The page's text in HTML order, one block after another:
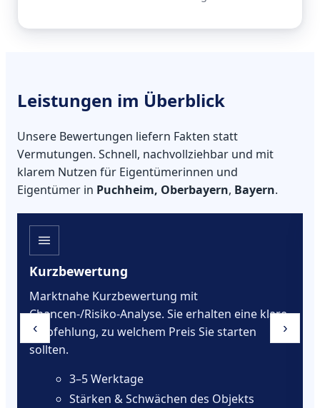
Leistungen im Überblick
Unsere Bewertungen liefern Fakten statt
Vermutungen. Schnell, nachvollziehbar und mit
klarem Nutzen für Eigentümerinnen und
Eigentümer in Puchheim, Oberbayern, Bayern.
Kurzbewertung
Marktnahe Kurzbewertung mit
Chancen-/Risiko-Analyse. Sie erhalten eine klare
Empfehlung, zu welchem Preis Sie starten
sollten.
3–5 Werktage
Stärken & Schwächen des Objekts
‹ ›